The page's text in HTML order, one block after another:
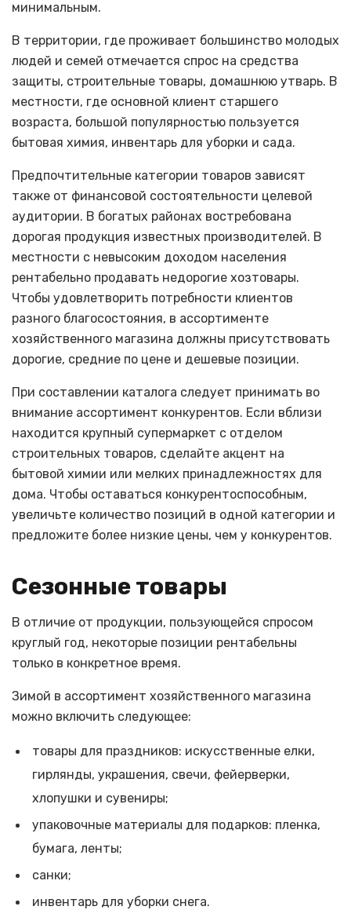
минимальным.
В территории, где проживает большинство молодых
людей и семей отмечается спрос на средства
защиты, строительные товары, домашнюю утварь. В
местности, где основной клиент старшего
возраста, большой популярностью пользуется
бытовая химия, инвентарь для уборки и сада.
Предпочтительные категории товаров зависят
также от финансовой состоятельности целевой
аудитории. В богатых районах востребована
дорогая продукция известных производителей. В
местности с невысоким доходом населения
рентабельно продавать недорогие хозтовары.
Чтобы удовлетворить потребности клиентов
разного благосостояния, в ассортименте
хозяйственного магазина должны присутствовать
дорогие, средние по цене и дешевые позиции.
При составлении каталога следует принимать во
внимание ассортимент конкурентов. Если вблизи
находится крупный супермаркет с отделом
строительных товаров, сделайте акцент на
бытовой химии или мелких принадлежностях для
дома. Чтобы оставаться конкурентоспособным,
увеличьте количество позиций в одной категории и
предложите более низкие цены, чем у конкурентов.
Сезонные товары
В отличие от продукции, пользующейся спросом
круглый год, некоторые позиции рентабельны
только в конкретное время.
Зимой в ассортимент хозяйственного магазина
можно включить следующее:
товары для праздников: искусственные елки,
гирлянды, украшения, свечи, фейерверки,
хлопушки и сувениры;
упаковочные материалы для подарков: пленка,
бумага, ленты;
санки;
инвентарь для уборки снега.